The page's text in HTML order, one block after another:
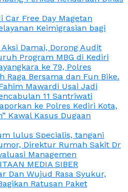
Car Free Day Magetan
Keimigrasian bagi
Aksi Damai, Dorong Audit
Program MBG di Kediri
ke 79, Polres
Raga Bersama dan Fun Bike.
Mawardi Usai Jadi
11 Santriwati
ke Polres Kediri Kota,
Kawal Kasus Dugaan
lulus Specialis, tangani
Direktur Rumah Sakit Dr
Managemen
MEDIA SIBER
Dan Wujud Rasa Syukur,
Ratusan Paket